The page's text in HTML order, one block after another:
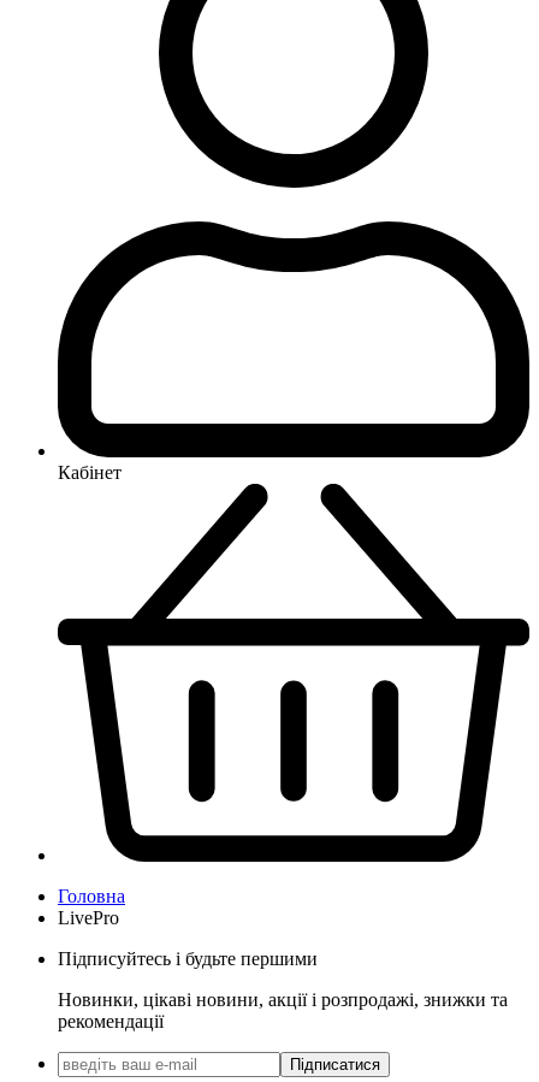
Кабінет
Головна
LivePro
Підписуйтесь і будьте першими
Новинки, цікаві новини, акції і розпродажі, знижки та
рекомендації
Підписатися